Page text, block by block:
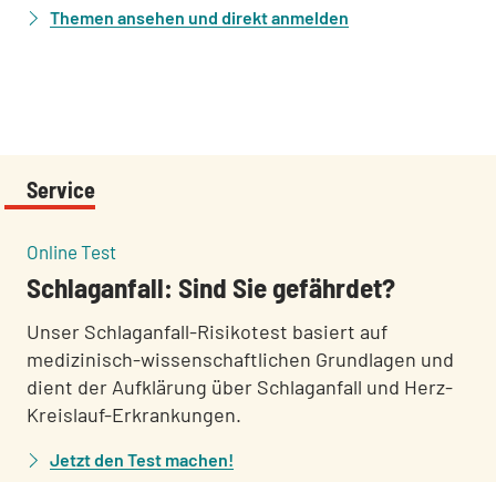
Themen ansehen und direkt anmelden
Service
Online Test:
Schlaganfall: Sind Sie gefährdet?
Unser Schlaganfall-Risikotest basiert auf
medizinisch-wissenschaftlichen Grundlagen und
dient der Aufklärung über Schlaganfall und Herz-
Kreislauf-Erkrankungen.
Jetzt den Test machen!